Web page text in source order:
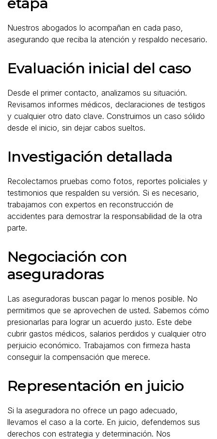
Nuestros abogados lo acompañan en cada paso,
asegurando que reciba la atención y respaldo necesario.
Evaluación inicial del caso
Desde el primer contacto, analizamos su situación.
Revisamos informes médicos, declaraciones de testigos
y cualquier otro dato clave. Construimos un caso sólido
desde el inicio, sin dejar cabos sueltos.
Investigación detallada
Recolectamos pruebas como fotos, reportes policiales y
testimonios que respalden su versión. Si es necesario,
trabajamos con expertos en reconstrucción de
accidentes para demostrar la responsabilidad de la otra
parte.
Negociación con
aseguradoras
Las aseguradoras buscan pagar lo menos posible. No
permitimos que se aprovechen de usted. Sabemos cómo
presionarlas para lograr un acuerdo justo. Este debe
cubrir gastos médicos, salarios perdidos y cualquier otro
perjuicio económico. Trabajamos con firmeza hasta
conseguir la compensación que merece.
Representación en juicio
Si la aseguradora no ofrece un pago adecuado,
llevamos el caso a la corte. En juicio, defendemos sus
derechos con estrategia y determinación. Nos